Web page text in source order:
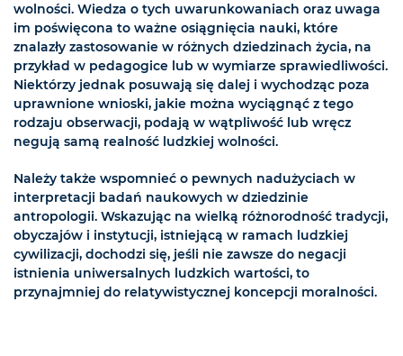
wolności. Wiedza o tych uwarunkowaniach oraz uwaga
im poświęcona to ważne osiągnięcia nauki, które
znalazły zastosowanie w różnych dziedzinach życia, na
przykład w pedagogice lub w wymiarze sprawiedliwości.
Niektórzy jednak posuwają się dalej i wychodząc poza
uprawnione wnioski, jakie można wyciągnąć z tego
rodzaju obserwacji, podają w wątpliwość lub wręcz
negują samą realność ludzkiej wolności.
Należy także wspomnieć o pewnych nadużyciach w
interpretacji badań naukowych w dziedzinie
antropologii. Wskazując na wielką różnorodność tradycji,
obyczajów i instytucji, istniejącą w ramach ludzkiej
cywilizacji, dochodzi się, jeśli nie zawsze do negacji
istnienia uniwersalnych ludzkich wartości, to
przynajmniej do relatywistycznej koncepcji moralności.